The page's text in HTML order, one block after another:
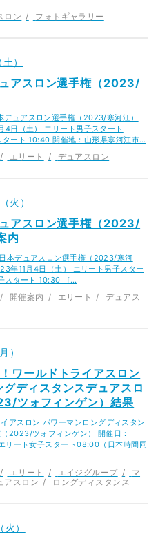
ロン フォトギャラリー
）
アスロン選手権（2023/
デュアスロン選手権（2023/寒河江）
4日（土） エリート男子スタート
ート 10:40 開催地：山形県寒河江市…
エリート デュアスロン
火）
アスロン選手権（2023/
内
本デュアスロン選手権（2023/寒河
年11月4日（土） エリート男子スター
スタート 10:30 ［…
開催案内 エリート
デュアス
）
ワールドトライアスロン
ディスタンスデュアスロ
ツォフィンゲン）結果
アスロン パワーマンロングディスタン
2023/ツォフィンゲン） 開催日：
リート女子スタート08:00（日本時間同
エリート エイジグループ
マ
アスロン ロングディスタンス
）